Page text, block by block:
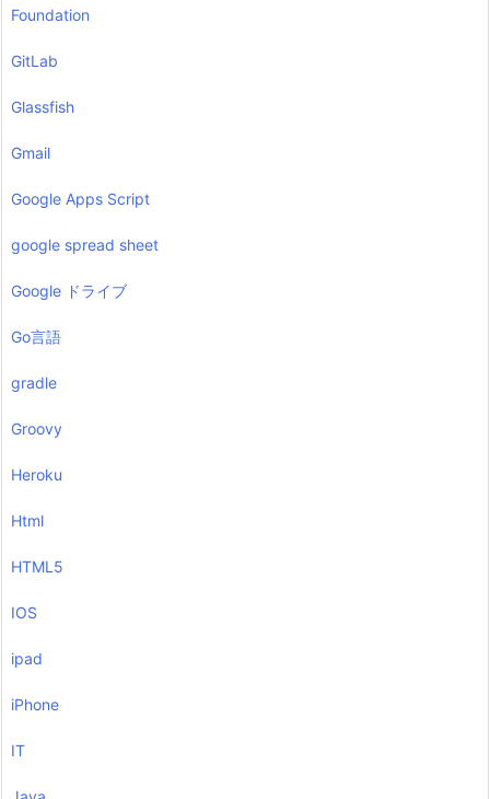
Foundation
GitLab
Glassfish
Gmail
Google Apps Script
google spread sheet
Google ドライブ
Go言語
gradle
Groovy
Heroku
Html
HTML5
IOS
ipad
iPhone
IT